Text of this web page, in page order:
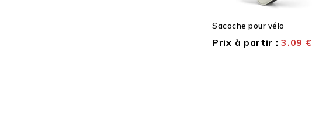
Sacoche pour vélo
Prix à partir : 3.09 €